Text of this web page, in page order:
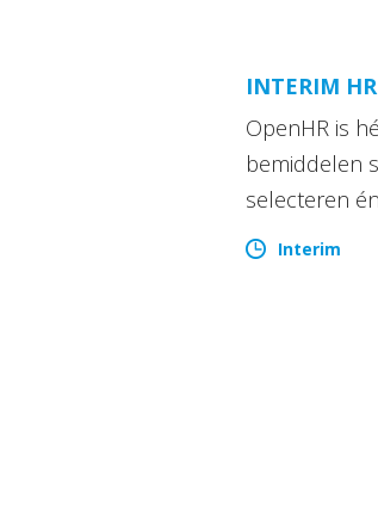
INTERIM
OpenHR is
bemiddelen
selecteren
Interim